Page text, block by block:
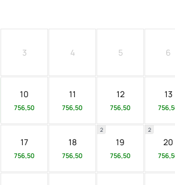
3 4 5 6
10
756,50
11
756,50
12
756,50
13
17
756,50
18
756,50
19
756,50
2
20
2